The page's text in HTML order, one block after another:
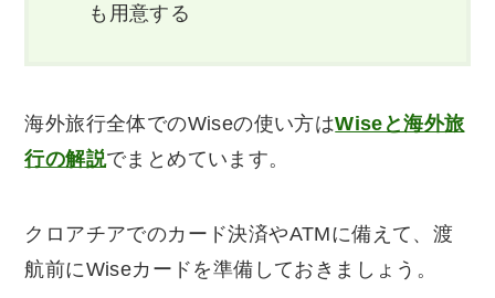
も用意する
海外旅行全体でのWiseの使い方はWiseと海外旅
行の解説でまとめています。
クロアチアでのカード決済やATMに備えて、渡
航前にWiseカードを準備しておきましょう。